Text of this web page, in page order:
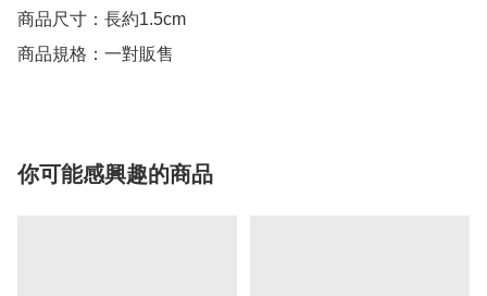
商品尺寸：長約1.5cm
商品規格：一對販售
你可能感興趣的商品